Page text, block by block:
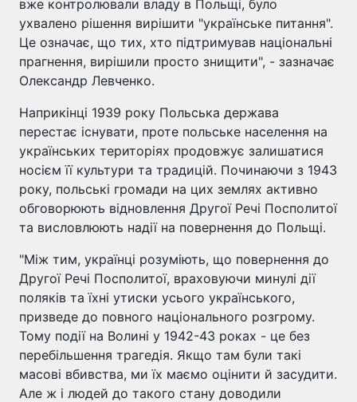
вже контролювали владу в Польщі, було
ухвалено рішення вирішити "українське питання".
Це означає, що тих, хто підтримував національні
прагнення, вирішили просто знищити", - зазначає
Олександр Левченко.
Наприкінці 1939 року Польська держава
перестає існувати, проте польське населення на
українських територіях продовжує залишатися
носієм її культури та традицій. Починаючи з 1943
року, польські громади на цих землях активно
обговорюють відновлення Другої Речі Посполитої
та висловлюють надії на повернення до Польщі.
"Між тим, українці розуміють, що повернення до
Другої Речі Посполитої, враховуючи минулі дії
поляків та їхні утиски усього українського,
призведе до повного національного розгрому.
Тому події на Волині у 1942-43 роках - це без
перебільшення трагедія. Якщо там були такі
масові вбивства, ми їх маємо оцінити й засудити.
Але ж і людей до такого стану доводили